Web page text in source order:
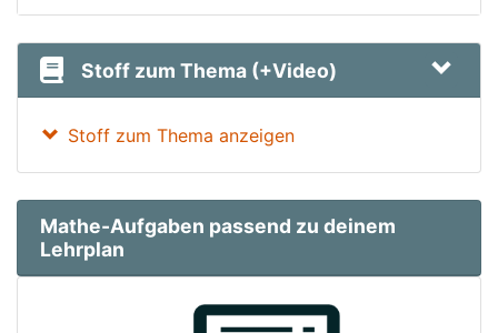
Stoff zum Thema (+Video)
Stoff zum Thema anzeigen
Mathe-Aufgaben passend zu deinem
Lehrplan